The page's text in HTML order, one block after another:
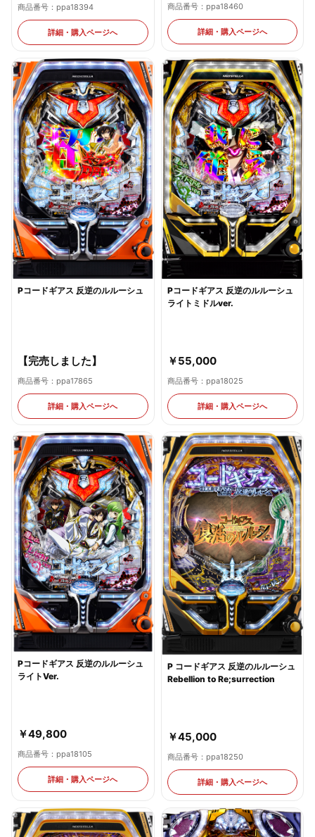
商品番号：ppa18394
詳細・購入ページへ
商品番号：ppa18460
詳細・購入ページへ
Pコードギアス 反逆のルルーシュ
【完売しました】
商品番号：ppa17865
詳細・購入ページへ
Pコードギアス 反逆のルルーシュ
ライトミドルver.
￥55,000
商品番号：ppa18025
詳細・購入ページへ
Pコードギアス 反逆のルルーシュ
ライトVer.
￥49,800
商品番号：ppa18105
詳細・購入ページへ
P コードギアス 反逆のルルーシュ
Rebellion to Re;surrection
￥45,000
商品番号：ppa18250
詳細・購入ページへ